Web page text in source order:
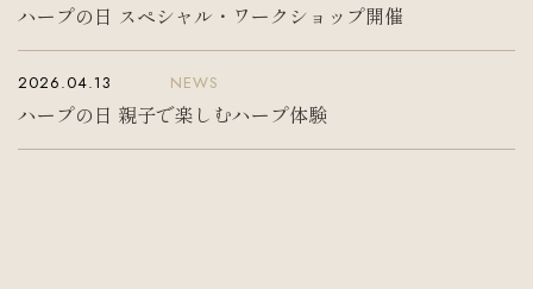
ハープの日 スペシャル・ワークショップ開催
2026.04.13 NEWS
ハープの日 親子で楽しむハープ体験